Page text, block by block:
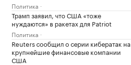
Политика
Трамп заявил, что США «тоже
нуждаются» в ракетах для Patriot
Политика
Reuters сообщил о серии кибератак на
крупнейшие финансовые компании
США